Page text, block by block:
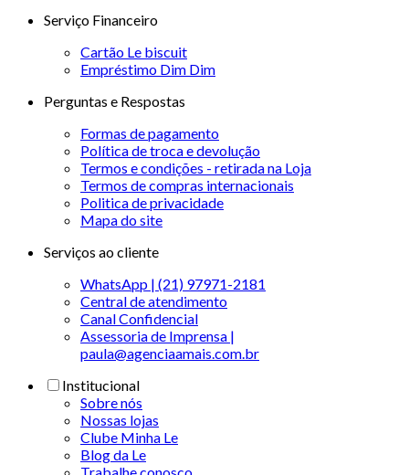
Serviço Financeiro
Cartão Le biscuit
Empréstimo Dim Dim
Perguntas e Respostas
Formas de pagamento
Política de troca e devolução
Termos e condições - retirada na Loja
Termos de compras internacionais
Politica de privacidade
Mapa do site
Serviços ao cliente
WhatsApp | (21) 97971-2181
Central de atendimento
Canal Confidencial
Assessoria de Imprensa |
paula@agenciaamais.com.br
Institucional
Sobre nós
Nossas lojas
Clube Minha Le
Blog da Le